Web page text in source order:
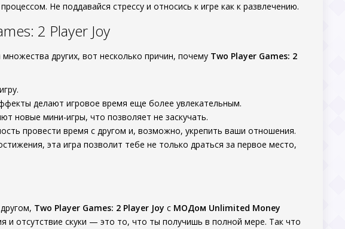
Не поддавайся стрессу и относись к игре как к развлечению.
2 Player Joy
других, вот несколько причин, почему Two Player Games: 2
делают игровое время еще более увлекательным.
новые мини-игры, что позволяет не заскучать.
провести время с другом и, возможно, укрепить ваши отношения.
эта игра позволит тебе не только драться за первое место,
Two Player Games: 2 Player Joy с МОДом Unlimited Money
отсутствие скуки — это то, что ты получишь в полной мере. Так что